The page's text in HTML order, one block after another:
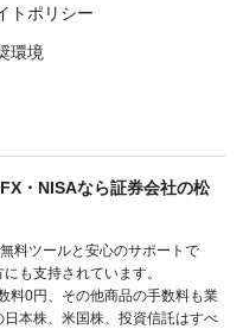
トポリシー
環境
・NISAなら証券会社の松
料ツールと安心のサポートで
も支持されています。
料0円、その他商品の手数料も業
本株、米国株、投資信託はすべ